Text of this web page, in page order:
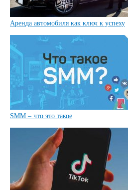
Аренда автомобиля как ключ к успеху
SMM – что это такое